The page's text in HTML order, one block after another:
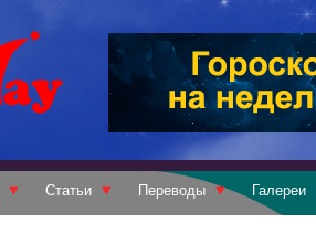
Статьи Переводы Галереи